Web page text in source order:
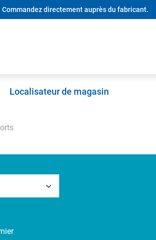
Commandez directement auprès du fabricant.
Localisateur de magasin